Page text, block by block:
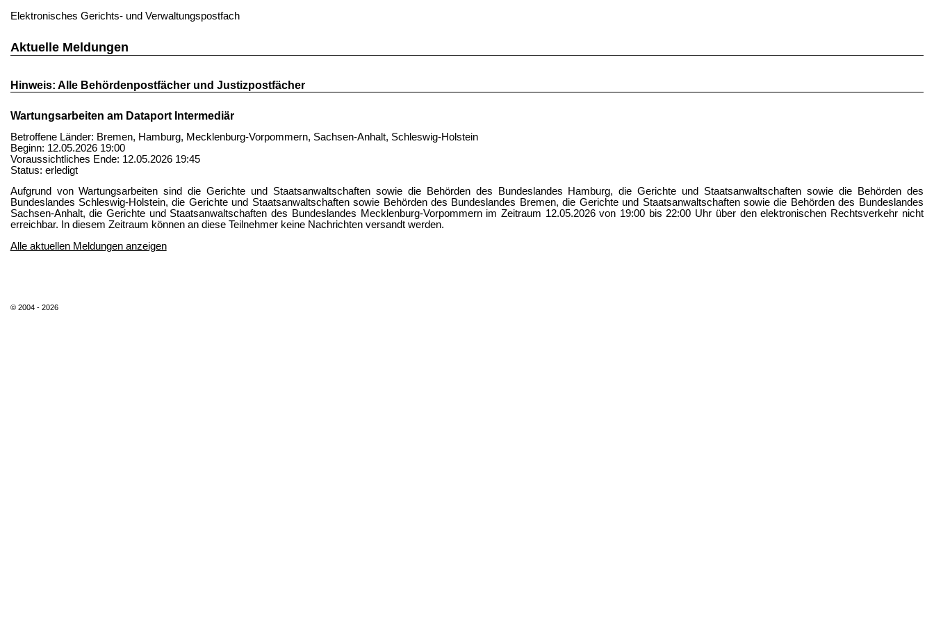
Elektronisches Gerichts- und Verwaltungspostfach
Aktuelle Meldungen
Hinweis: Alle Behördenpostfächer und Justizpostfächer
Wartungsarbeiten am Dataport Intermediär
Betroffene Länder: Bremen, Hamburg, Mecklenburg-Vorpommern, Sachsen-Anhalt, Schleswig-Holstein
Beginn: 12.05.2026 19:00
Voraussichtliches Ende: 12.05.2026 19:45
Status: erledigt
Aufgrund von Wartungsarbeiten sind die Gerichte und Staatsanwaltschaften sowie die Behörden des Bundeslandes Hamburg, die Gerichte und Staatsanwaltschaften sowie die Behörden des
Bundeslandes Schleswig-Holstein, die Gerichte und Staatsanwaltschaften sowie Behörden des Bundeslandes Bremen, die Gerichte und Staatsanwaltschaften sowie die Behörden des Bundeslandes
Sachsen-Anhalt, die Gerichte und Staatsanwaltschaften des Bundeslandes Mecklenburg-Vorpommern im Zeitraum 12.05.2026 von 19:00 bis 22:00 Uhr über den elektronischen Rechtsverkehr nicht
erreichbar. In diesem Zeitraum können an diese Teilnehmer keine Nachrichten versandt werden.
Alle aktuellen Meldungen anzeigen
© 2004 - 2026